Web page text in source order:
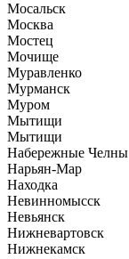
Мосальск
Москва
Мостец
Мочище
Муравленко
Мурманск
Муром
Мытищи
Мытищи
Набережные Челны
Нарьян-Мар
Находка
Невинномысск
Невьянск
Нижневартовск
Нижнекамск